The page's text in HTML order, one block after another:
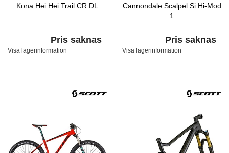
Kona Hei Hei Trail CR DL
Pris saknas
Visa lagerinformation
Cannondale Scalpel Si Hi-Mod
1
Pris saknas
Visa lagerinformation